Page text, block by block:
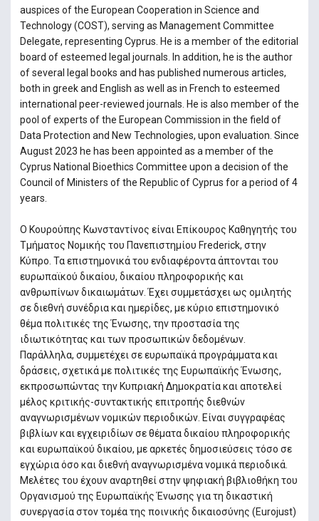
auspices of the European Cooperation in Science and
Technology (COST), serving as Management Committee
Delegate, representing Cyprus. He is a member of the editorial
board of esteemed legal journals. In addition, he is the author
of several legal books and has published numerous articles,
both in greek and English as well as in French to esteemed
international peer-reviewed journals. He is also member of the
pool of experts of the European Commission in the field of
Data Protection and New Technologies, upon evaluation. Since
August 2023 he has been appointed as a member of the
Cyprus National Bioethics Committee upon a decision of the
Council of Ministers of the Republic of Cyprus for a period of 4
years.
Ο Κουρούπης Κωνσταντίνος είναι Επίκουρος Καθηγητής του
Τμήματος Νομικής του Πανεπιστημίου Frederick, στην
Κύπρο. Τα επιστημονικά του ενδιαφέροντα άπτονται του
ευρωπαϊκού δικαίου, δικαίου πληροφορικής και
ανθρωπίνων δικαιωμάτων. Έχει συμμετάσχει ως ομιλητής
σε διεθνή συνέδρια και ημερίδες, με κύριο επιστημονικό
θέμα πολιτικές της Ένωσης, την προστασία της
ιδιωτικότητας και των προσωπικών δεδομένων.
Παράλληλα, συμμετέχει σε ευρωπαϊκά προγράμματα και
δράσεις, σχετικά με πολιτικές της Ευρωπαϊκής Ένωσης,
εκπροσωπώντας την Κυπριακή Δημοκρατία και αποτελεί
μέλος κριτικής-συντακτικής επιτροπής διεθνών
αναγνωρισμένων νομικών περιοδικών. Είναι συγγραφέας
βιβλίων και εγχειριδίων σε θέματα δικαίου πληροφορικής
και ευρωπαϊκού δικαίου, με αρκετές δημοσιεύσεις τόσο σε
εγχώρια όσο και διεθνή αναγνωρισμένα νομικά περιοδικά.
Μελέτες του έχουν αναρτηθεί στην ψηφιακή βιβλιοθήκη του
Οργανισμού της Ευρωπαϊκής Ένωσης για τη δικαστική
συνεργασία στον τομέα της ποινικής δικαιοσύνης (Eurojust)